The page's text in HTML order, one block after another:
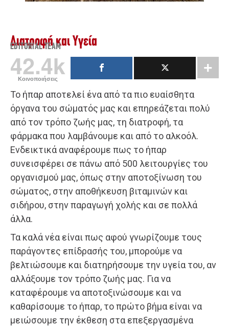
Διατροφή και Υγεία
EDITORIAL TEAM
42.4k
Κοινοποιήσεις
Το ήπαρ αποτελεί ένα από τα πιο ευαίσθητα
όργανα του σώματός μας και επηρεάζεται πολύ
από τον τρόπο ζωής μας, τη διατροφή, τα
φάρμακα που λαμβάνουμε και από το αλκοόλ.
Ενδεικτικά αναφέρουμε πως το ήπαρ
συνεισφέρει σε πάνω από 500 λειτουργίες του
οργανισμού μας, όπως στην αποτοξίνωση του
σώματος, στην αποθήκευση βιταμινών και
σιδήρου, στην παραγωγή χολής και σε πολλά
άλλα.
Τα καλά νέα είναι πως αφού γνωρίζουμε τους
παράγοντες επίδρασής του, μπορούμε να
βελτιώσουμε και διατηρήσουμε την υγεία του, αν
αλλάξουμε τον τρόπο ζωής μας. Για να
καταφέρουμε να αποτοξινώσουμε και να
καθαρίσουμε το ήπαρ, το πρώτο βήμα είναι να
μειώσουμε την έκθεση στα επεξεργασμένα